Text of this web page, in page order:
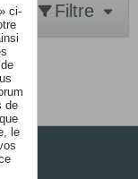
Filtre
» ci-
de
le